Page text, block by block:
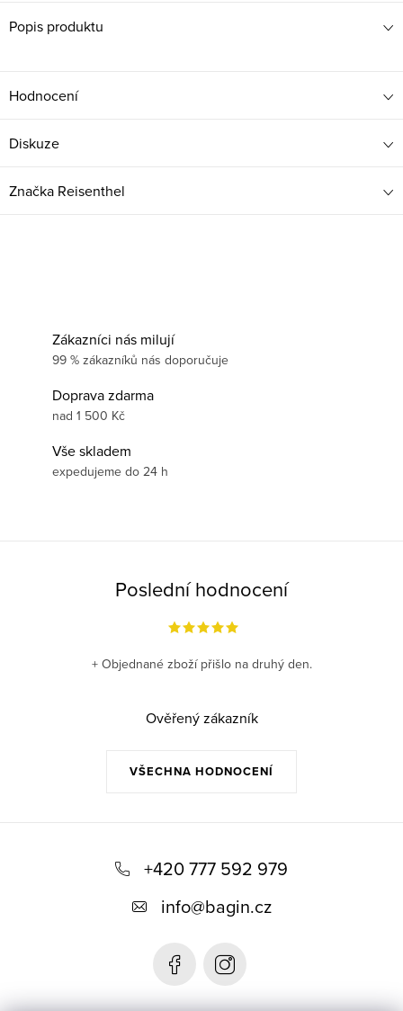
Popis produktu
Hodnocení
Diskuze
Značka Reisenthel
Zákazníci nás milují
99 % zákazníků nás doporučuje
Doprava zdarma
nad 1 500 Kč
Vše skladem
expedujeme do 24 h
Poslední hodnocení
VŠECHNA HODNOCENÍ
+ Objednané zboží přišlo na druhý den.
Ověřený zákazník
+420 777 592 979
info@bagin.cz